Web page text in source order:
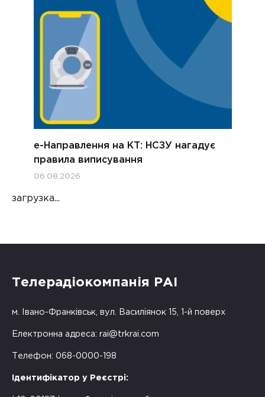
е-Направлення на КТ: НСЗУ нагадує
правила виписування
06.08.2026
загрузка...
Телерадіокомпанія РАІ
м. Івано-Франківськ, вул. Василіянок 15, 1-й поверх
Електронна адреса: rai@trkrai.com
Телефон: 068-0000-198
Ідентифікатор у Реєстрі: